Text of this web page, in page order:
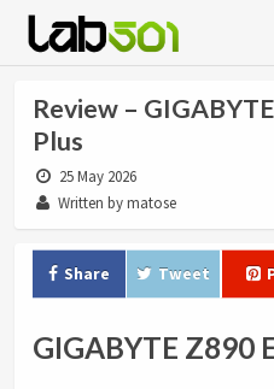
Review –
Plus
25 May 2026
Written by matose
Share Tweet
GIGABYTE Z890